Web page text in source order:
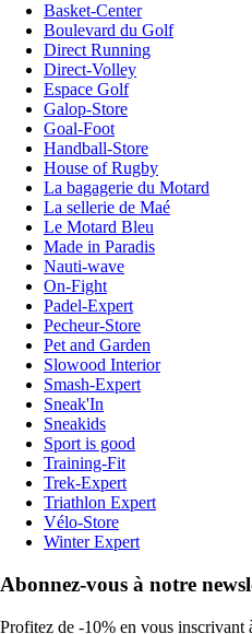
Basket-Center
Boulevard du Golf
Direct Running
Direct-Volley
Espace Golf
Galop-Store
Goal-Foot
Handball-Store
House of Rugby
La bagagerie du Motard
La sellerie de Maé
Le Motard Bleu
Made in Paradis
Nauti-wave
On-Fight
Padel-Expert
Pecheur-Store
Pet and Garden
Slowood Interior
Smash-Expert
Sneak'In
Sneakids
Sport is good
Training-Fit
Trek-Expert
Triathlon Expert
Vélo-Store
Winter Expert
Abonnez-vous à notre
Profitez de -10% en vous inscrivant